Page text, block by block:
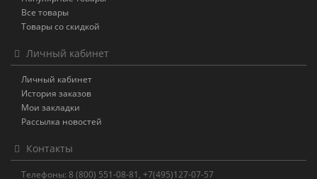
Все товары
Товары со скидкой
Личный кабинет
Личный кабинет
История заказов
Мои закладки
Рассылка новостей
Контакты
Телефоны: 8 (800) 551-08-81, +7(495)127-07-57